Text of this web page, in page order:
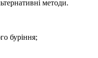
методи.
буріння;